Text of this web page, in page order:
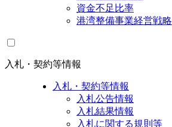
資金不足比率
港湾整備事業経営戦略
入札・契約等情報
入札・契約等情報
入札公告情報
入札結果情報
入札に関する規則等